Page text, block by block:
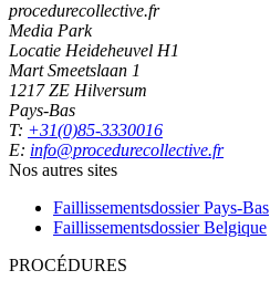
procedurecollective.fr
Media Park
Locatie Heideheuvel H1
Mart Smeetslaan 1
1217 ZE Hilversum
Pays-Bas
T: +31(0)85-3330016
E: info@procedurecollective.fr
Nos autres sites
Faillissementsdossier Pays-Bas
Faillissementsdossier Belgique
PROCÉDURES